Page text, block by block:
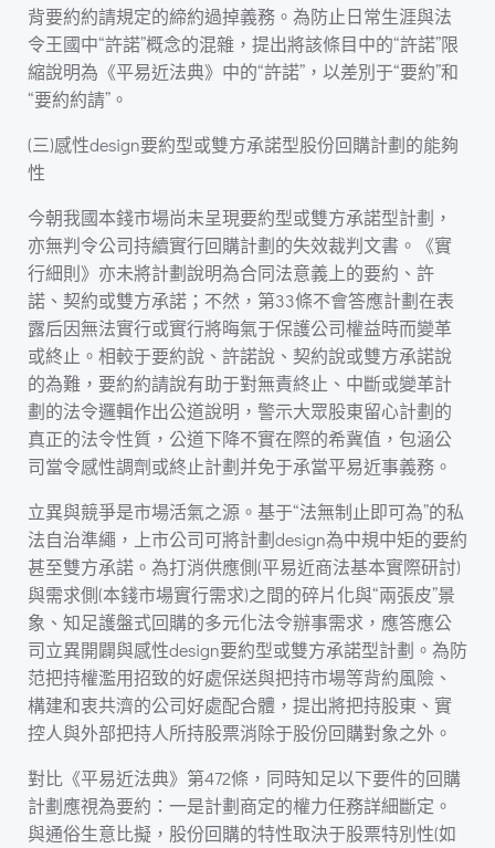
背要約約請規定的締約過掉義務。為防止日常生涯與法
令王國中“許諾”概念的混雜，提出將該條目中的“許諾”限
縮說明為《平易近法典》中的“許諾”，以差別于“要約”和
“要約約請”。
(三)感性design要約型或雙方承諾型股份回購計劃的能夠
性
今朝我國本錢市場尚未呈現要約型或雙方承諾型計劃，
亦無判令公司持續實行回購計劃的失效裁判文書。《實
行細則》亦未將計劃說明為合同法意義上的要約、許
諾、契約或雙方承諾；不然，第33條不會答應計劃在表
露后因無法實行或實行將晦氣于保護公司權益時而變革
或終止。相較于要約說、許諾說、契約說或雙方承諾說
的為難，要約約請說有助于對無責終止、中斷或變革計
劃的法令邏輯作出公道說明，警示大眾股東留心計劃的
真正的法令性質，公道下降不實在際的希冀值，包涵公
司當令感性調劑或終止計劃并免于承當平易近事義務。
立異與競爭是市場活氣之源。基于“法無制止即可為”的私
法自治準繩，上市公司可將計劃design為中規中矩的要約
甚至雙方承諾。為打消供應側(平易近商法基本實際研討)
與需求側(本錢市場實行需求)之間的碎片化與“兩張皮”景
象、知足護盤式回購的多元化法令辦事需求，應答應公
司立異開闢與感性design要約型或雙方承諾型計劃。為防
范把持權濫用招致的好處保送與把持市場等背約風險、
構建和衷共濟的公司好處配合體，提出將把持股東、實
控人與外部把持人所持股票消除于股份回購對象之外。
對比《平易近法典》第472條，同時知足以下要件的回購
計劃應視為要約：一是計劃商定的權力任務詳細斷定。
與通俗生意比擬，股份回購的特性取決于股票特別性(如